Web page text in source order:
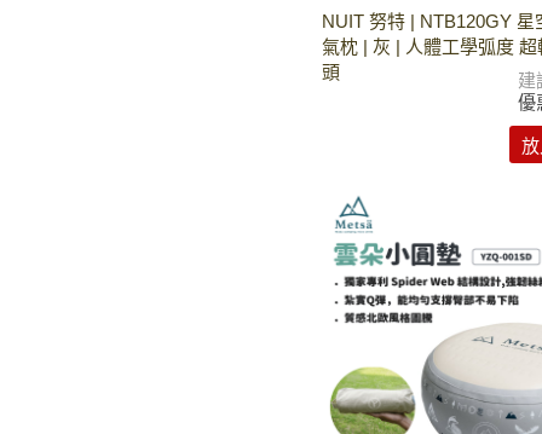
NUIT 努特 | NTB120GY 星
氣枕 | 灰 | 人體工學弧度
頭
建
優